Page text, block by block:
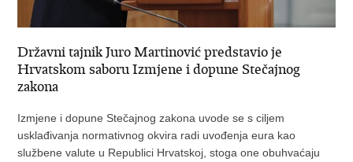
Državni tajnik Juro Martinović predstavio je
Hrvatskom saboru Izmjene i dopune Stečajnog
zakona
Izmjene i dopune Stečajnog zakona uvode se s ciljem
usklađivanja normativnog okvira radi uvođenja eura kao
službene valute u Republici Hrvatskoj, stoga one obuhvaćaju